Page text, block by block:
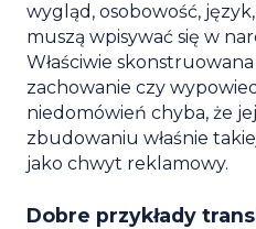
wygląd, osobowość,
muszą wpisywać się w
Właściwie
zachowanie czy
niedomówień chyba, że
zbudowaniu właśnie
jako chwyt reklamowy.
Dobre przykłady